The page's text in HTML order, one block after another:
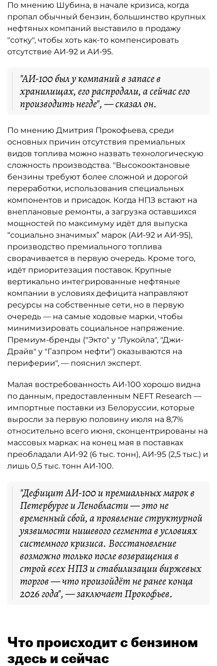
По мнению Шубина, в начале кризиса, когда
пропал обычный бензин, большинство крупных
нефтяных компаний выставило в продажу
"сотку", чтобы хоть как-то компенсировать
отсутствие АИ-92 и АИ-95.
"АИ-100 был у компаний в запасе в
хранилищах, его распродали, а сейчас его
производить негде", — сказал он.
По мнению Дмитрия Прокофьева, среди
основных причин отсутствия премиальных
видов топлива можно назвать технологическую
сложность производства. "Высокооктановые
бензины требуют более сложной и дорогой
переработки, использования специальных
компонентов и присадок. Когда НПЗ встают на
внеплановые ремонты, а загрузка оставшихся
мощностей по максимуму идёт для выпуска
“социально значимых” марок (АИ-92 и АИ-95),
производство премиального топлива
сворачивается в первую очередь. Кроме того,
идёт приоритезация поставок. Крупные
вертикально интегрированные нефтяные
компании в условиях дефицита направляют
ресурсы на собственные сети, но в первую
очередь — на самые ходовые марки, чтобы
минимизировать социальное напряжение.
Премиум-бренды ("Экто" у "Лукойла", "Джи-
Драйв" у "Газпром нефти") оказываются на
периферии", — пояснил эксперт.
Малая востребованность АИ-100 хорошо видна
по данным, предоставленным NEFT Research —
импортные поставки из Белоруссии, которые
выросли за первую половину июля на 8,7%
относительно всего июня, сконцентрированы на
массовых марках: на конец мая в поставках
преобладали АИ-92 (6 тыс. тонн), АИ-95 (2,5 тыс.) и
лишь 0,5 тыс. тонн АИ-100.
"Дефицит АИ-100 и премиальных марок в
Петербурге и Ленобласти — это не
временный сбой, а проявление структурной
уязвимости нишевого сегмента в условиях
системного кризиса. Восстановление
возможно только после возвращения в
строй всех НПЗ и стабилизации биржевых
торгов — что произойдёт не ранее конца
2026 года", — заключает Прокофьев.
Что происходит с бензином
здесь и сейчас